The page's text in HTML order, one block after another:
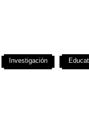
Investigación